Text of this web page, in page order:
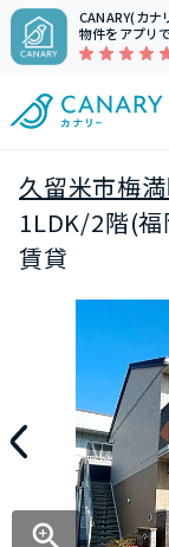
CANARY(カナ
物件をアプリ
久留米市梅
1LDK/2階(
賃貸